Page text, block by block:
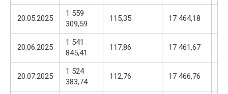
20.05.2025
1 559
309,59
115,35 17 464,18
20.06.2025
1 541
845,41
117,86 17 461,67
20.07.2025
1 524
383,74
112,76 17 466,76